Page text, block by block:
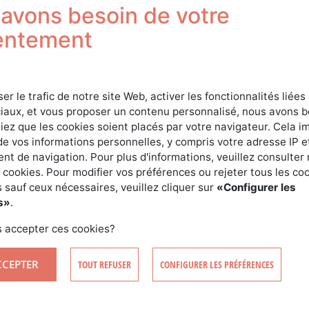
forestiers qui peuvent être prises en compte à
dorénavant être retenues dans la limite de 6 250 euros
et de 12 500 euros pour un couple marié ou les
soumis à une imposition commune.
forestiers peuvent être prises en compte sur plusieurs
limites de 6 250 euros et 12 500 euros.
ressort à 1 125 euros dans le premier cas et à 2
condition de conserver sa propriété pendant 8 ans et
durable également de 8 ans (Plan Simple de Gestion,
Bonnes Pratiques Sylvicoles).
besoin de votre
le trafic de notre site Web, activer les fonctionnalités liées
et vous proposer un contenu personnalisé, nous avons
que les cookies soient placés par votre navigateur. Cela
vos informations personnelles, y compris votre adresse IP
de navigation. Pour plus d'informations, veuillez consulter
Pour modifier vos préférences ou rejeter tous les
sauf ceux nécessaires, veuillez cliquer sur «Configurer les
.
accepter ces cookies?
TOUT REFUSER CONFIGURER LES PRÉFÉRENCES